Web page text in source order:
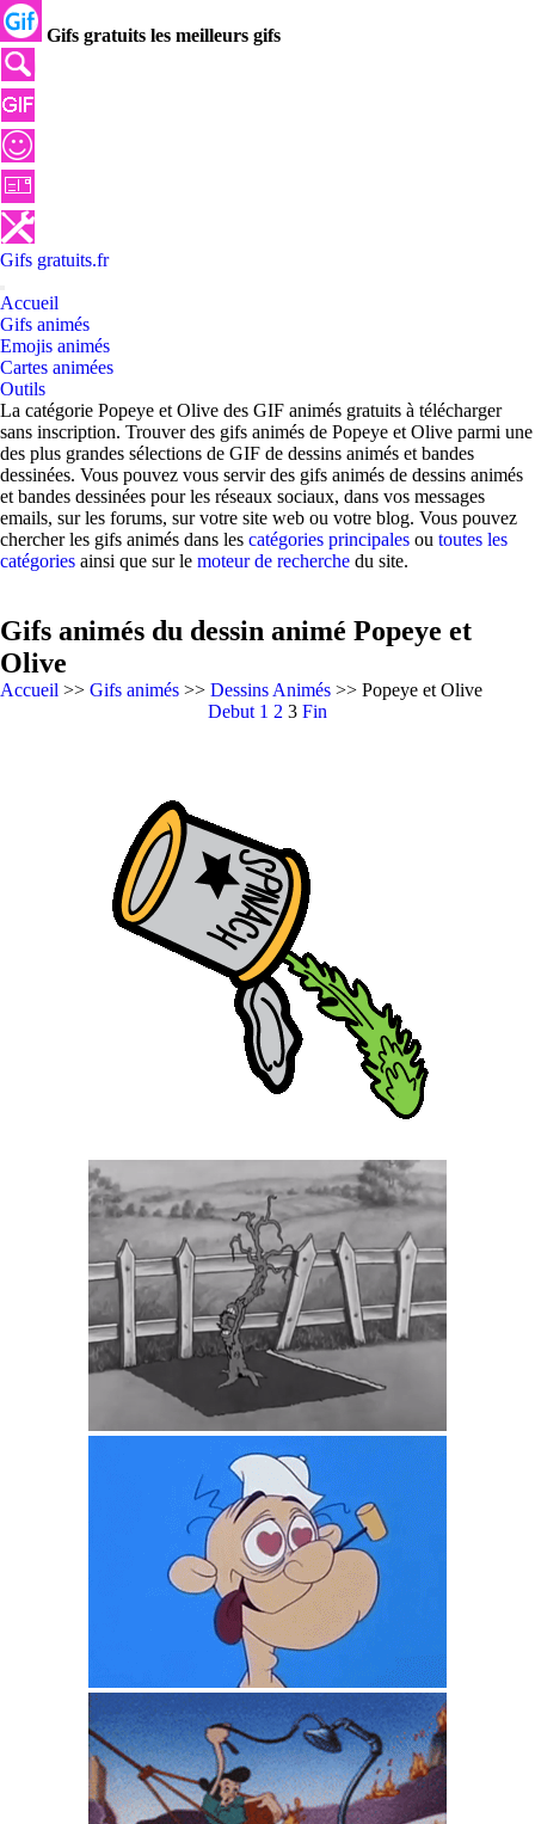
Gifs gratuits les meilleurs gifs
Gifs gratuits.fr
Accueil
Gifs animés
Emojis animés
Cartes animées
Outils
La catégorie Popeye et Olive des GIF animés gratuits à télécharger
sans inscription. Trouver des gifs animés de Popeye et Olive parmi une
des plus grandes sélections de GIF de dessins animés et bandes
dessinées. Vous pouvez vous servir des gifs animés de dessins animés
et bandes dessinées pour les réseaux sociaux, dans vos messages
emails, sur les forums, sur votre site web ou votre blog. Vous pouvez
chercher les gifs animés dans les catégories principales ou toutes les
catégories ainsi que sur le moteur de recherche du site.
Gifs animés du dessin animé Popeye et
Olive
Accueil >> Gifs animés >> Dessins Animés >> Popeye et Olive
Debut 1 2 3 Fin